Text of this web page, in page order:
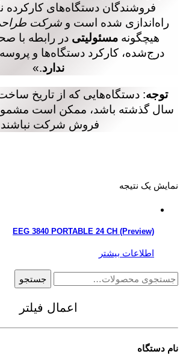
فروشندگان دستگاه‌های کارکرده
راه‌اندازی شده است و شرکت طراحی
هیچگونه مسئولیتی در رابطه
درج‌شده، کارکرد دستگاه‌ها و
ندارد.»
توجه
سال گذشته باشد، ممکن است
فروش شرکت
نمایش یک نتیجه
EEG 3840 PORTABLE 24 CH (Preview)
اطلاعات بیشتر
جستجو
جستجو
اعمال فیلتر
نام دستگاه